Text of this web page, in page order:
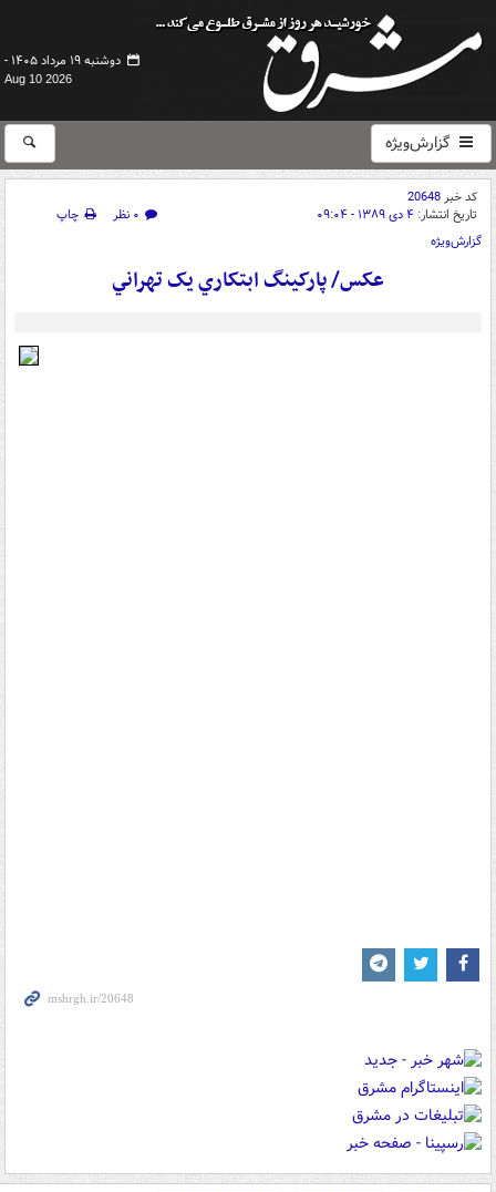
دوشنبه ۱۹ مرداد ۱۴۰۵ -
Aug 10 2026
گزارش‌ویژه
کد خبر20648
تاریخ انتشار: ۴ دی ۱۳۸۹ - ۰۹:۰۴ ۰ نظر
چاپ
گزارش‌ویژه
عکس/ پارکينگ ابتکاري يک تهراني